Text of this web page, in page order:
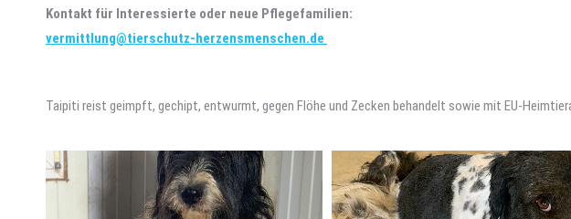
Kontakt für Interessierte oder neue Pflegefamilien:
vermittlung@tierschutz-herzensmenschen.de
Taipiti reist geimpft, gechipt, entwurmt, gegen Flöhe und Zecken behandelt sowie mit EU-